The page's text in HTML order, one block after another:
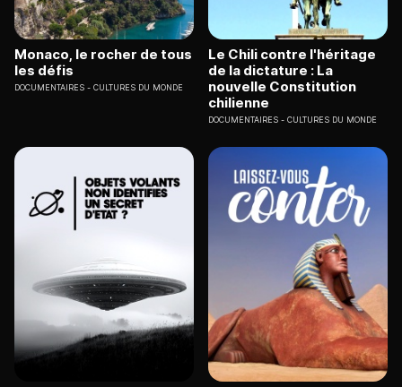
Monaco, le rocher de tous
les défis
DOCUMENTAIRES CULTURES DU MONDE
Le Chili contre l'héritage
de la dictature : La
nouvelle Constitution
chilienne
DOCUMENTAIRES CULTURES DU MONDE